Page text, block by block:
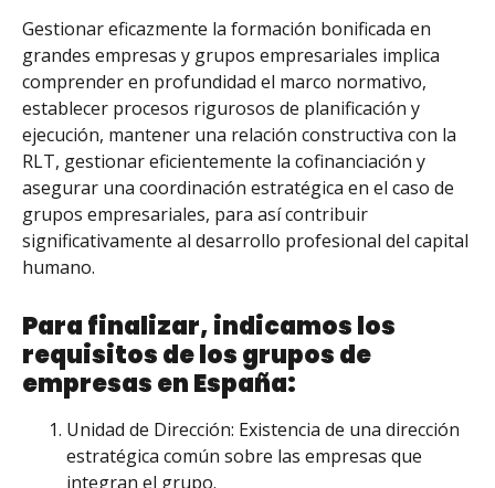
Gestionar eficazmente la formación bonificada en
grandes empresas y grupos empresariales implica
comprender en profundidad el marco normativo,
establecer procesos rigurosos de planificación y
ejecución, mantener una relación constructiva con la
RLT, gestionar eficientemente la cofinanciación y
asegurar una coordinación estratégica en el caso de
grupos empresariales, para así contribuir
significativamente al desarrollo profesional del capital
humano.
Para finalizar, indicamos los
requisitos de los grupos de
empresas en España:
Unidad de Dirección: Existencia de una dirección
estratégica común sobre las empresas que
integran el grupo.